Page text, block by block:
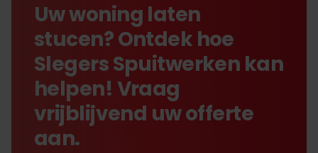
Uw woning laten
stucen? Ontdek hoe
Slegers Spuitwerken kan
helpen! Vraag
vrijblijvend uw offerte
aan.